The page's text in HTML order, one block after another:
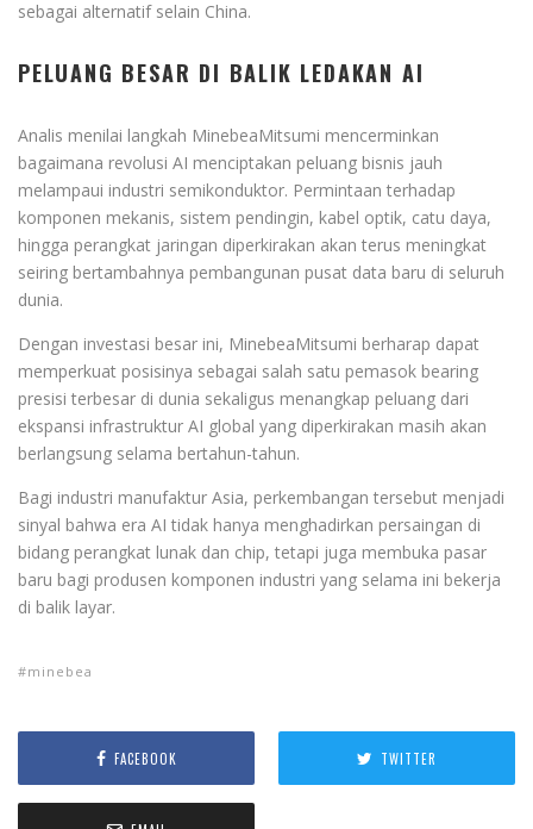
sebagai alternatif selain China.
PELUANG BESAR DI BALIK LEDAKAN AI
Analis menilai langkah MinebeaMitsumi mencerminkan
bagaimana revolusi AI menciptakan peluang bisnis jauh
melampaui industri semikonduktor. Permintaan terhadap
komponen mekanis, sistem pendingin, kabel optik, catu daya,
hingga perangkat jaringan diperkirakan akan terus meningkat
seiring bertambahnya pembangunan pusat data baru di seluruh
dunia.
Dengan investasi besar ini, MinebeaMitsumi berharap dapat
memperkuat posisinya sebagai salah satu pemasok bearing
presisi terbesar di dunia sekaligus menangkap peluang dari
ekspansi infrastruktur AI global yang diperkirakan masih akan
berlangsung selama bertahun-tahun.
Bagi industri manufaktur Asia, perkembangan tersebut menjadi
sinyal bahwa era AI tidak hanya menghadirkan persaingan di
bidang perangkat lunak dan chip, tetapi juga membuka pasar
baru bagi produsen komponen industri yang selama ini bekerja
di balik layar.
minebea
FACEBOOK TWITTER